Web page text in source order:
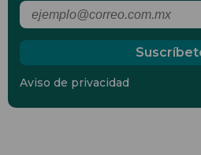
Aviso de privacidad